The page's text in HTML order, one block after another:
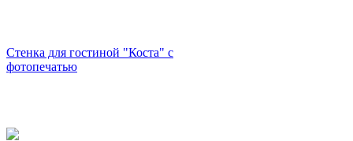
Стенка для гостиной "Коста" с
фотопечатью